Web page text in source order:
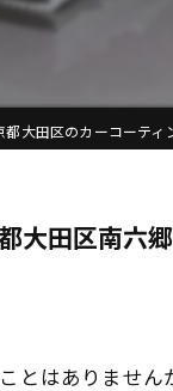
都大田区のカーコーティ
大田区南六
とはありませ